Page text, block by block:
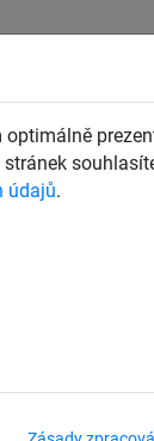
údajů.
120